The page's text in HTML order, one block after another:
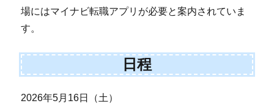
場にはマイナビ転職アプリが必要と案内されていま
す。
日程
2026年5月16日（土）